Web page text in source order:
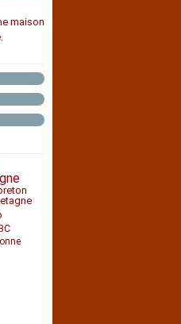
maison